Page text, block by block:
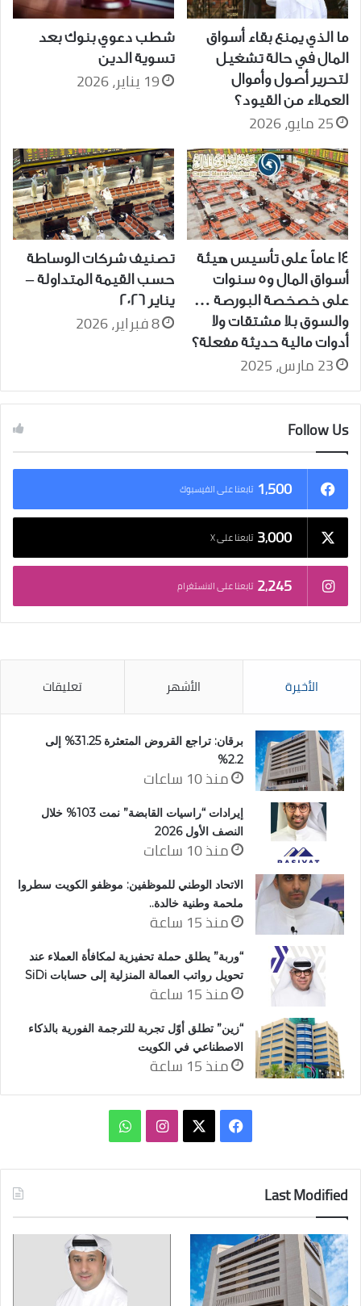
ما الذي يمنع بقاء أسواق
المال في حالة تشغيل
لتحرير أصول وأموال
العملاء من القيود؟
25 مايو، 2026
شطب دعوي بنوك بعد
تسوية الدين
19 يناير، 2026
14 عاماً على تأسيس هيئة
أسواق المال و5 سنوات
على خصخصة البورصة …
والسوق بلا مشتقات ولا
أدوات مالية حديثة مفعلة؟
23 مارس، 2025
تصنيف شركات الوساطة
حسب القيمة المتداولة –
يناير 2026
8 فبراير، 2026
Follow Us
1٬500 تابعنا على الفيسبوك
3٬000 تابعنا على X
2٬245 تابعنا على الانستغرام
الأخيرة الأشهر تعليقات
برقان: تراجع القروض المتعثرة 31.25% إلى
2.2%
منذ 10 ساعات
إيرادات “راسيات القابضة” نمت 103% خلال
النصف الأول 2026
منذ 10 ساعات
الاتحاد الوطني للموظفين: موظفو الكويت سطروا
ملحمة وطنية خالدة..
منذ 15 ساعة
“وربة” يطلق حملة تحفيزية لمكافأة العملاء عند
تحويل رواتب العمالة المنزلية إلى حسابات SiDi
منذ 15 ساعة
“زين” تطلق أوّل تجربة للترجمة الفورية بالذكاء
الاصطناعي في الكويت
منذ 15 ساعة
فيسبوك انستقرامواتساب
Last Modified